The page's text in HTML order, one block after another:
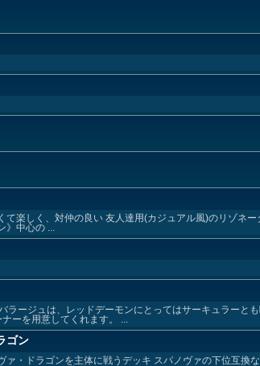
て楽しく、対仲の良い 友人達用(カジュアル風)のリゾネ
》中心の ...
ラージュは、レッドデーモンにとってはサーキュラーと
ーを用意してくれます。 ...
ゴン
ァ・ドラゴンを主体に戦うデッキ スパノヴァの下位互換